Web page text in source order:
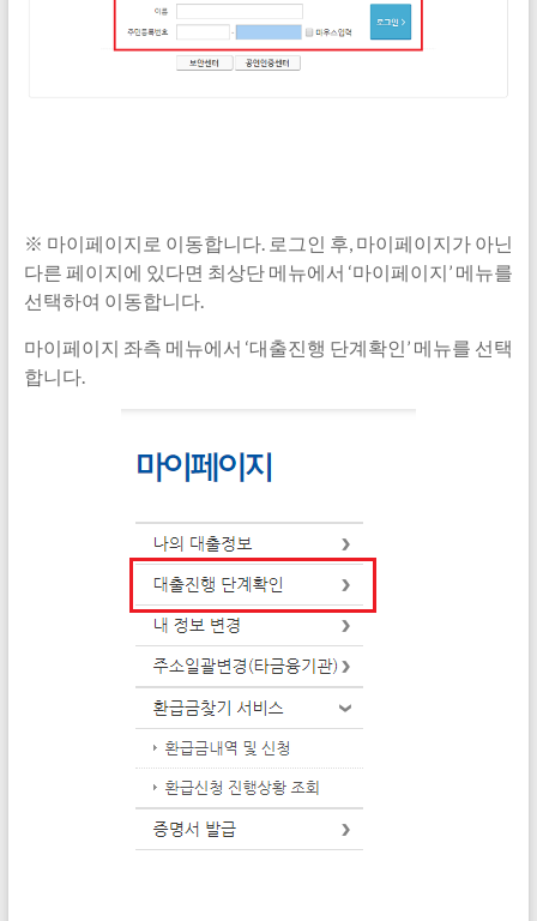
※ 마이페이지로 이동합니다. 로그인 후, 마이페이지가 아닌
다른 페이지에 있다면 최상단 메뉴에서 ‘마이페이지’ 메뉴를
선택하여 이동합니다.
마이페이지 좌측 메뉴에서 ‘대출진행 단계확인’ 메뉴를 선택
합니다.